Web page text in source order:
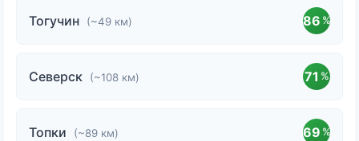
Тогучин (~49 км) 86 %
Северск (~108 км) 71 %
Топки (~89 км) 69 %